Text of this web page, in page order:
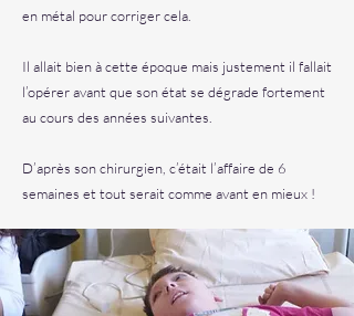
en métal pour corriger cela.
Il allait bien à cette époque mais justement il fallait
l’opérer avant que son état se dégrade fortement
au cours des années suivantes.
D’après son chirurgien, c’était l’affaire de 6
semaines et tout serait comme avant en mieux !